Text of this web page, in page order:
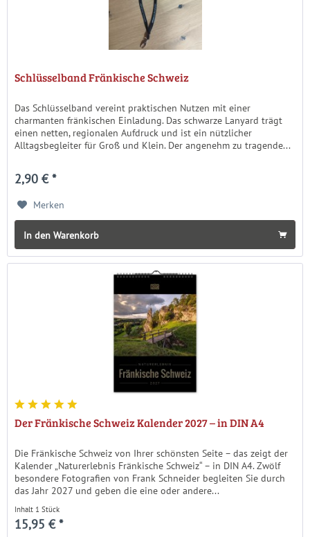
Schlüsselband Fränkische Schweiz
Das Schlüsselband vereint praktischen Nutzen mit einer
charmanten fränkischen Einladung. Das schwarze Lanyard trägt
einen netten, regionalen Aufdruck und ist ein nützlicher
Alltagsbegleiter für Groß und Klein. Der angenehm zu tragende...
2,90 € *
Merken
In den Warenkorb
Der Fränkische Schweiz Kalender 2027 – in DIN A4
Die Fränkische Schweiz von Ihrer schönsten Seite – das zeigt der
Kalender „Naturerlebnis Fränkische Schweiz“ – in DIN A4. Zwölf
besondere Fotografien von Frank Schneider begleiten Sie durch
das Jahr 2027 und geben die eine oder andere...
Inhalt 1 Stück
15,95 € *